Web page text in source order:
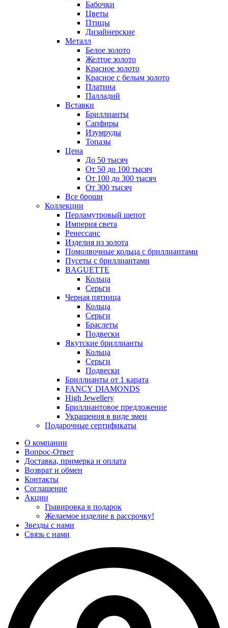
Бабочки
Цветы
Птицы
Дизайнерские
Металл
Белое золото
Желтое золото
Красное золото
Красное с белым золото
Платина
Палладий
Вставки
Бриллианты
Сапфиры
Изумруды
Топазы
Цена
До 50 тысяч
От 50 до 100 тысяч
От 100 до 300 тысяч
От 300 тысяч
Все броши
Коллекции
Перламутровый шепот
Империя света
Ренессанс
Изделия из золота
Помолвочные кольца с бриллиантами
Пусеты с бриллиантами
BAGUETTE
Кольца
Серьги
Черная пятница
Кольца
Серьги
Браслеты
Подвески
Якутские бриллианты
Кольца
Серьги
Подвески
Бриллианты от 1 карата
FANCY DIAMONDS
High Jewellery
Бриллиантовое предложение
Украшения в виде змеи
Подарочные сертификаты
О компании
Вопрос-Ответ
Доставка, примерка и оплата
Возврат и обмен
Контакты
Соглашение
Акции
Гравировка в подарок
Желаемое изделие в рассрочку!
Звезды с нами
Связь с нами